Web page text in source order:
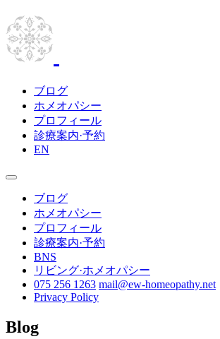
ブログ
ホメオパシー
プロフィール
診療案内·予約
EN
ブログ
ホメオパシー
プロフィール
診療案内·予約
BNS
リビング·ホメオパシー
075 256 1263 mail@ew-homeopathy.net
Privacy Policy
Blog